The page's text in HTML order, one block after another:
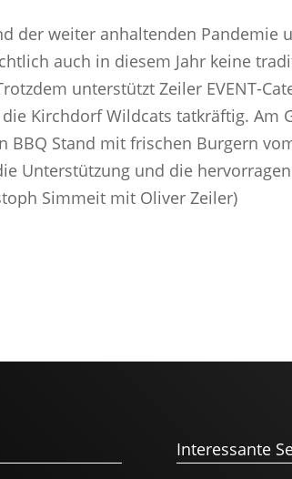
der weiter anhaltenden Pandemie
auch in diesem Jahr keine
unterstützt Zeiler EVENT-
Kirchdorf Wildcats tatkräftig. Am
BBQ Stand mit frischen Burgern
Unterstützung und die
Simmeit mit Oliver Zeiler)
Interessante